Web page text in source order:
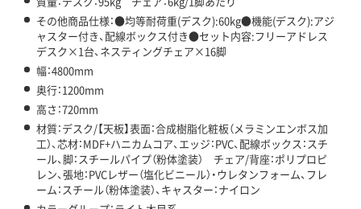
その他商品仕様：●均等耐荷重(デスク):60kg●機能(デスク):アジ
ャスター付き、配線ボックス付き●セット内容:フリーアドレス
デスク×1台、ネスティングチェア×16脚
幅：4800mm
奥行：1200mm
高さ：720mm
材質：デスク/【天板】表面：合成樹脂化粧板（メラミンエンボス加
工）、芯材：MDF+ハニカムコア、エッジ：PVC、配線ボックス：スチ
ール、脚：スチールパイプ（粉体塗装） チェア/背座：ポリプロピ
レン、張地：PVCレザー（塩化ビニール）・ウレタンフォーム、フレ
ーム：スチール（粉体塗装）、キャスター：ナイロン